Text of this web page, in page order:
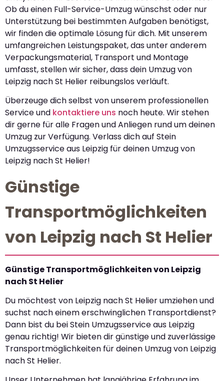
Ob du einen Full-Service-Umzug wünschst oder nur
Unterstützung bei bestimmten Aufgaben benötigst,
wir finden die optimale Lösung für dich. Mit unserem
umfangreichen Leistungspaket, das unter anderem
Verpackungsmaterial, Transport und Montage
umfasst, stellen wir sicher, dass dein Umzug von
Leipzig nach St Helier reibungslos verläuft.
Überzeuge dich selbst von unserem professionellen
Service und kontaktiere uns noch heute. Wir stehen
dir gerne für alle Fragen und Anliegen rund um deinen
Umzug zur Verfügung. Verlass dich auf Stein
Umzugsservice aus Leipzig für deinen Umzug von
Leipzig nach St Helier!
Günstige
Transportmöglichkeiten
von Leipzig nach St Helier
Günstige Transportmöglichkeiten von Leipzig
nach St Helier
Du möchtest von Leipzig nach St Helier umziehen und
suchst nach einem erschwinglichen Transportdienst?
Dann bist du bei Stein Umzugsservice aus Leipzig
genau richtig! Wir bieten dir günstige und zuverlässige
Transportmöglichkeiten für deinen Umzug von Leipzig
nach St Helier.